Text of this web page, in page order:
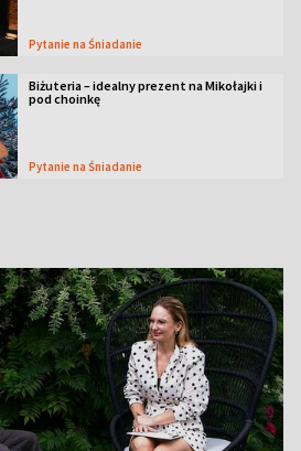
Pytanie na Śniadanie
Biżuteria – idealny prezent na Mikołajki i
pod choinkę
Pytanie na Śniadanie